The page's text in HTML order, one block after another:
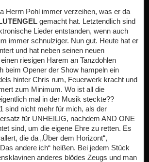
Herrn Pohl immer verzeihen, was er da
gemacht hat. Letztendlich sind
Lieder entstanden, wenn auch
immer schnulziger. Nun gut. Heute hat er
und hat neben seinen neuen
riesigen Harem an Tanzdohlen
beim Opener der Show hampeln ein
hinter Chris rum, Feuerwerk kracht und
zum Minimum. Wo ist all die
mal in der Musik steckte??
sind nicht mehr für mich, als der
für UNHEILIG, nachdem AND ONE
sind, um die eigene Ehre zu retten. Es
die da „Über dem Horizont“,
andere ich“ heißen. Bei jedem Stück
anderes blödes Zeugs und man